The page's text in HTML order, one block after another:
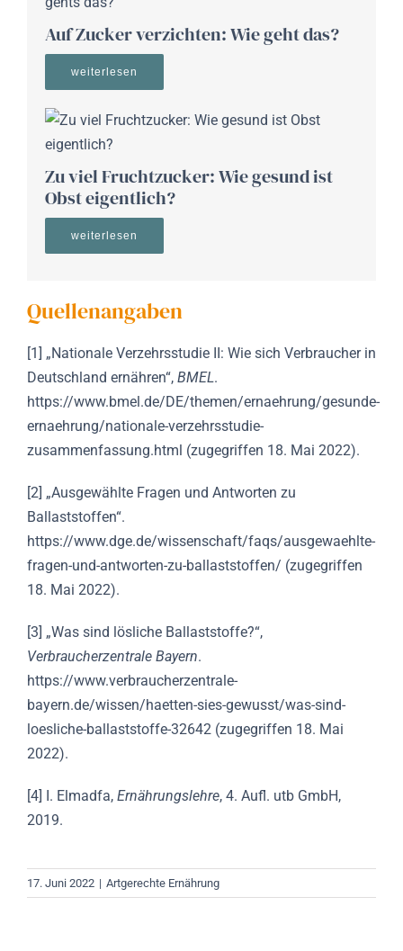
Auf Zucker verzichten: Wie geht das?
weiterlesen
Zu viel Fruchtzucker: Wie gesund ist
Obst eigentlich?
weiterlesen
Quellenangaben
[1] „Nationale Verzehrsstudie II: Wie sich Verbraucher in
Deutschland ernähren“, BMEL.
https://www.bmel.de/DE/themen/ernaehrung/gesunde-
ernaehrung/nationale-verzehrsstudie-
zusammenfassung.html (zugegriffen 18. Mai 2022).
[2] „Ausgewählte Fragen und Antworten zu
Ballaststoffen“.
https://www.dge.de/wissenschaft/faqs/ausgewaehlte-
fragen-und-antworten-zu-ballaststoffen/ (zugegriffen
18. Mai 2022).
[3] „Was sind lösliche Ballaststoffe?“,
Verbraucherzentrale Bayern.
https://www.verbraucherzentrale-
bayern.de/wissen/haetten-sies-gewusst/was-sind-
loesliche-ballaststoffe-32642(zugegriffen 18. Mai
2022).
[4] I. Elmadfa, Ernährungslehre, 4. Aufl. utb GmbH,
2019.
17. Juni 2022 | Artgerechte Ernährung